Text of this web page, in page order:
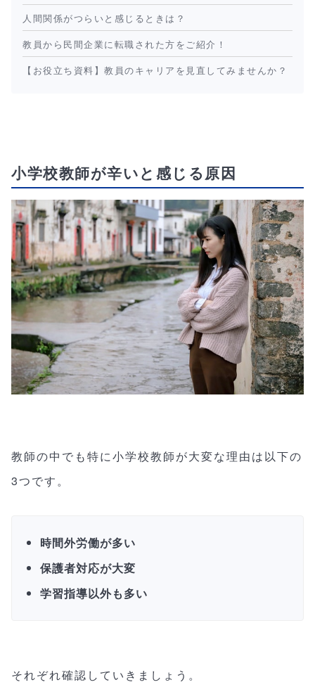
人間関係がつらいと感じるときは？
教員から民間企業に転職された方をご紹介！
【お役立ち資料】教員のキャリアを見直してみませんか？
小学校教師が辛いと感じる原因
教師の中でも特に小学校教師が大変な理由は以下の
3つです。
時間外労働が多い
保護者対応が大変
学習指導以外も多い
それぞれ確認していきましょう。